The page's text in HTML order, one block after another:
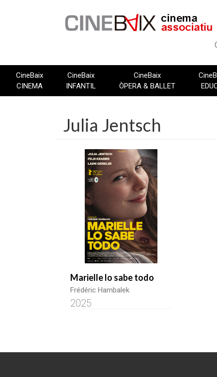
CineBaix
CINEMA
CineBaix
INFANTIL
CineBaix
ÒPERA & BALLET
Julia Jentsch
Marielle lo sabe todo
Frédéric Hambalek
2025